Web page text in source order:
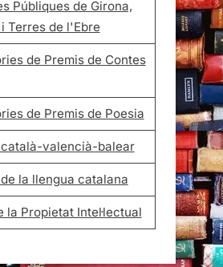
Públiques de Girona,
Terres de l'Ebre
de Premis de Contes
de Premis de Poesia
valencià-balear
la llengua catalana
la Propietat Intel·lectual